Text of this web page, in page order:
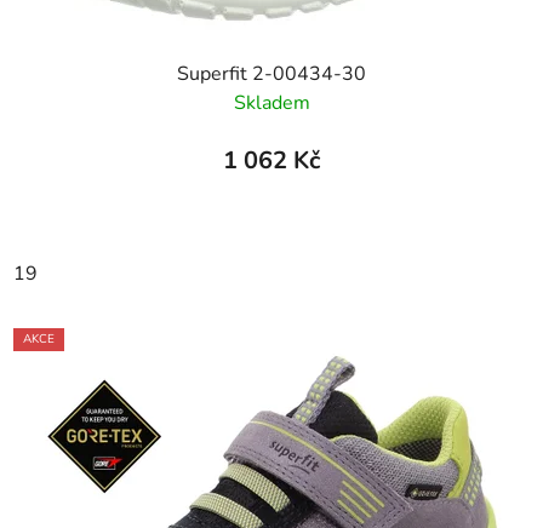
Superfit 2-00434-30
Skladem
1 062 Kč
19
AKCE